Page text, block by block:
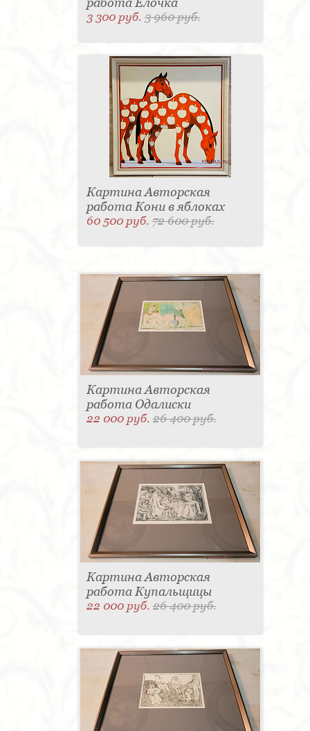
3 300 руб.3 960 руб.
Картина Авторская
работа Кони в яблоках
60 500 руб.72 600 руб.
Картина Авторская
работа Одалиски
22 000 руб.26 400 руб.
Картина Авторская
работа Купальщицы
22 000 руб.26 400 руб.